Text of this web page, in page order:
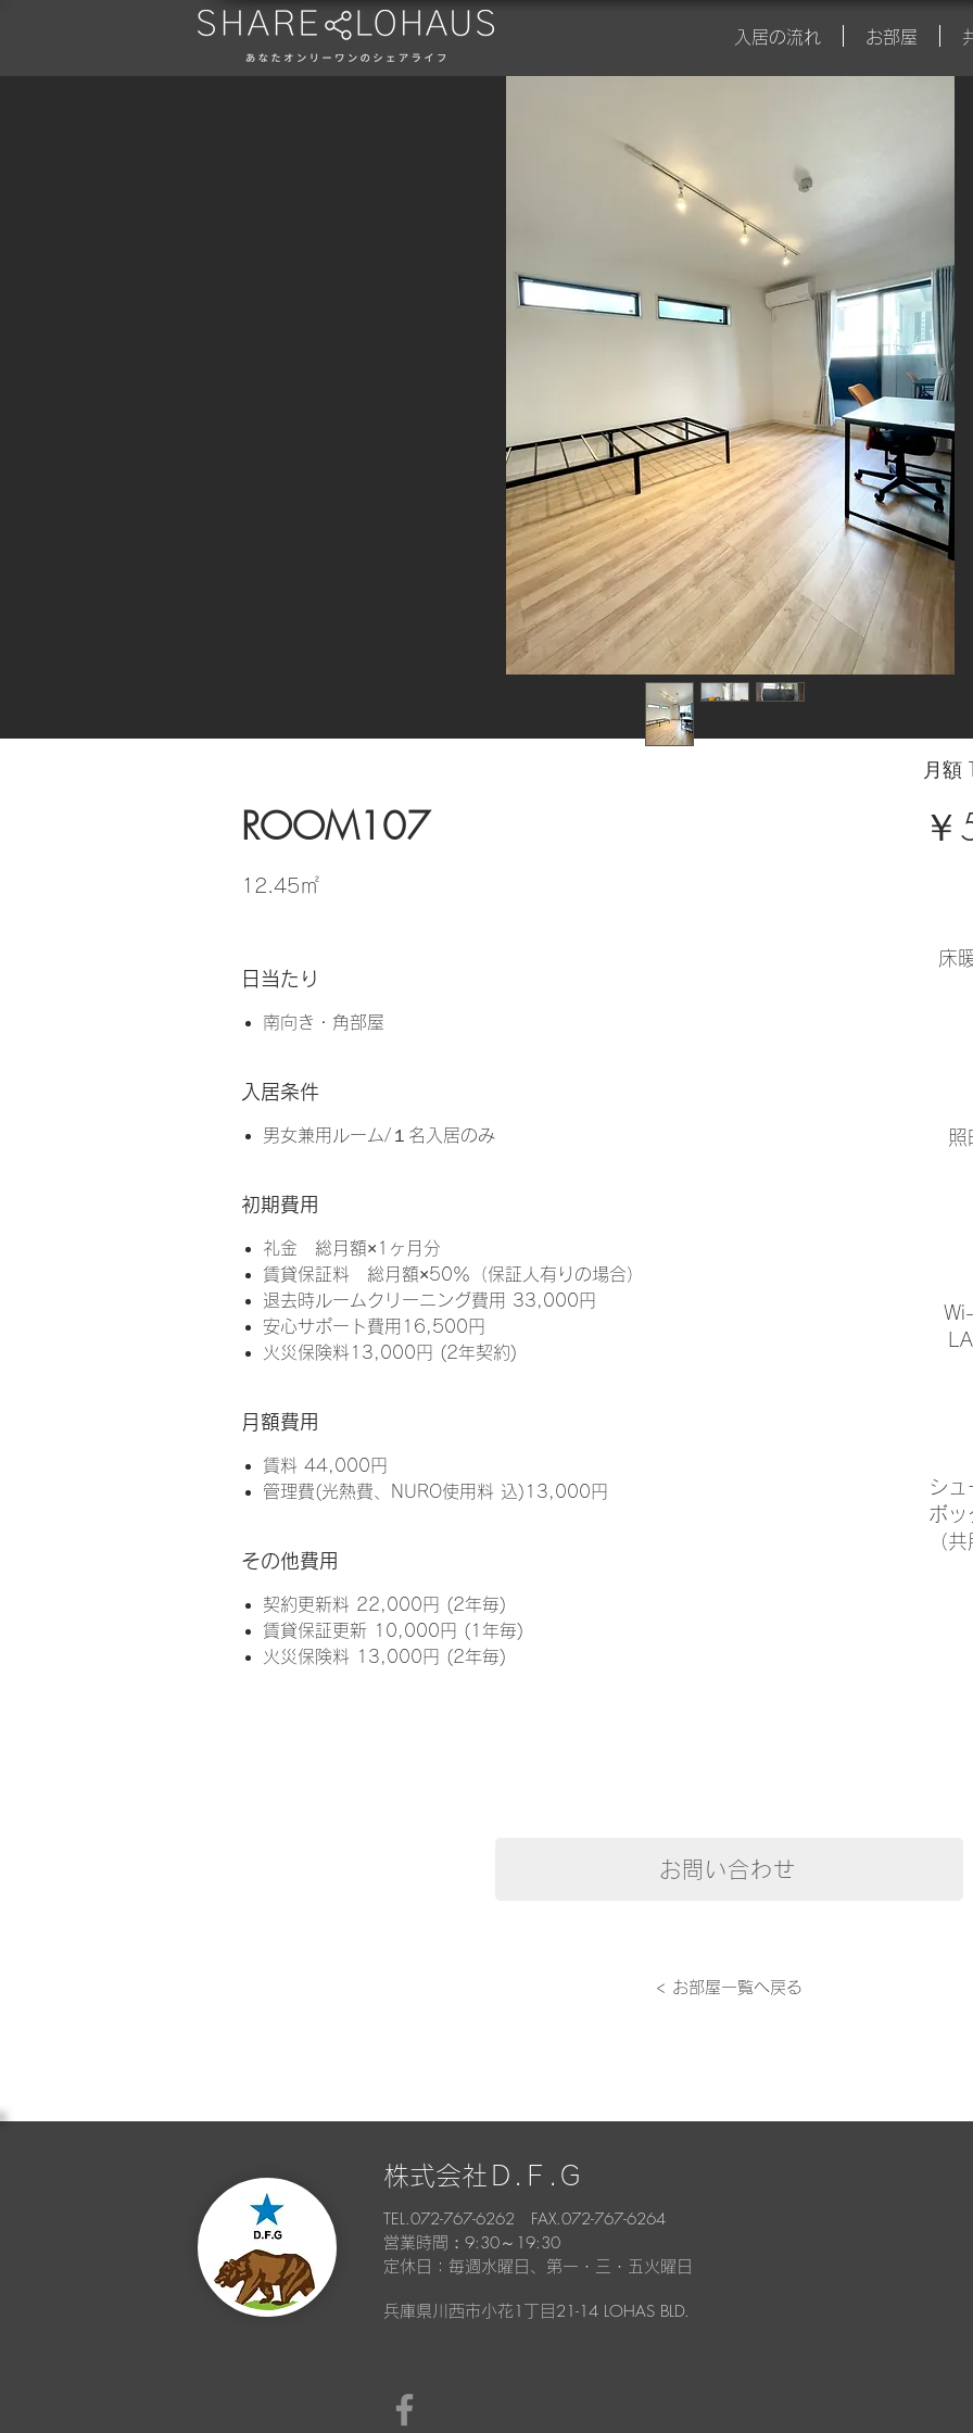
入居の流れ お部屋
ROOM107
12.45㎡
日当たり
南向き・角部屋
入居条件
男女兼用ルーム/１名入居のみ
初期費用
礼金 総月額×1ヶ月分
賃貸保証料 総月額×50％（保証人有りの場合）
退去時ルームクリーニング費用 33,000円
安心サポート費用16,500円
火災保険料13,000円 (2年契約)
月額費用
賃料 44,000円
管理費(光熱費、NURO使用料 込)13,000円
その他費用
契約更新料 22,000円 (2年毎)
賃貸保証更新 10,000円 (1年毎)
火災保険料 13,000円 (2年毎)
床
照
シュ
ボッ
（共
月額
お問い合わせ
< お部屋一覧へ戻る
​株式会社Ｄ.Ｆ.Ｇ
TEL.072-767-6262 FAX.072-767-6264
営業時間 ：9:30～19:30
定休日：毎週水曜日、第一・三・五火曜日
兵庫県川西市小花 1 丁目 21-14 LOHAS BLD.